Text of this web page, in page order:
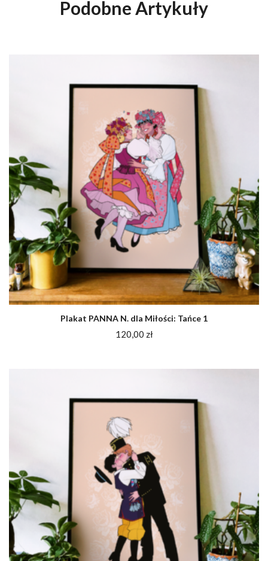
Podobne Artykuły
Plakat PANNA N. dla Miłości: Tańce 1
120,00 zł